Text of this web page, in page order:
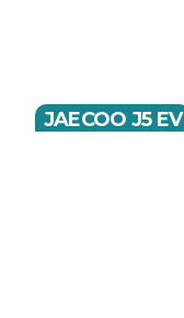
JAECOO J5 EV